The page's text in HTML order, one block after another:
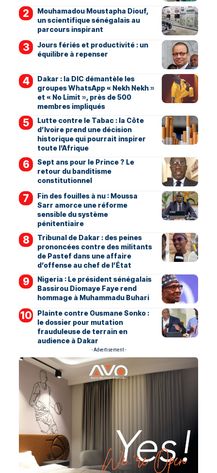
Mouhamadou Moustapha Diouf,
un scientifique sénégalais au
parcours inspirant
Jours fériés et productivité : un
équilibre à repenser
Dakar : la DIC démantèle les
groupes WhatsApp « Nekh Nekh »
et « No Limit », près de 500
membres impliqués
Lutte contre le Tabac : la Côte
d’Ivoire prend une décision
historique qui pourrait inspirer
toute l’Afrique
Sept ans pour le Prince ? Le
retour du banditisme
constitutionnel
Fin des fouilles à nu : Moussa
Sarr amorce une réforme
sensible du système
pénitentiaire
Tribunal de Dakar : des peines
prononcées contre des militants
de Pastef dans une affaire
d’offense au chef de l’État
Nigeria : Le président sénégalais
Bassirou Diomaye Faye rend
hommage à Muhammadu Buhari
Plainte contre Ousmane Sonko :
le dossier pour mutation
frauduleuse de terrain en
audience à Dakar
- Advertisement -